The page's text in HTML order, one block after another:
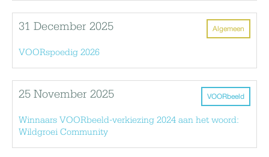
Algemeen
31 December 2025
VOORspoedig 2026
VOORbeeld
25 November 2025
Winnaars VOORbeeld-verkiezing 2024 aan het woord:
Wildgroei Community